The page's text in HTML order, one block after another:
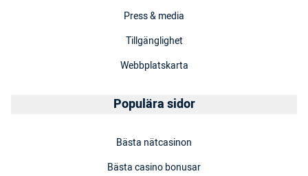
Press & media
Tillgänglighet
Webbplatskarta
Populära sidor
Bästa nätcasinon
Bästa casino bonusar